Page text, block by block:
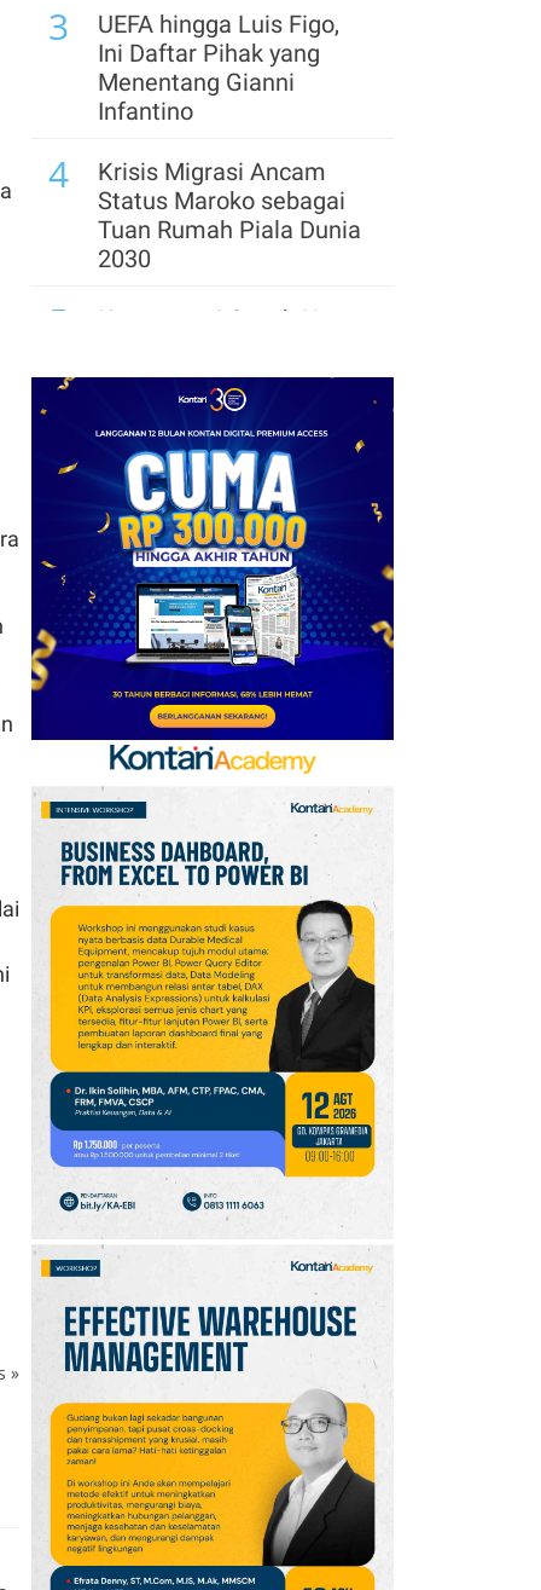
»
3
UEFA hingga Luis Figo,
Ini Daftar Pihak yang
Menentang Gianni
Infantino
4
Krisis Migrasi Ancam
Status Maroko sebagai
Tuan Rumah Piala Dunia
2030
5
Kontroversi Coach Hong
Polisi Geledah Federasi
Sepak Bola Korsel
6
Arsenal Perpanjang
Kerja Sama dengan
Emirates hingga 2033, Ini
Detail Kemitraannya
7
FIFA Akhirnya Cairkan
Hadiah Timnas Yordania
yang Tertunda 8 Bulan
8
Cek Kode Redeem EA FC
Mobile Update 7 Agustus
2026: Klaim Ribuan
Gems Gratis!
9
Promo JSM Alfamart 7–
9 Agustus 2026, Minyak
Goreng 2 Liter Mulai
Rp41.500
10 Jadwal Perempat Final
GOTF MLBB 2026: ONIC
dan Vitality Bersiap
Amankan Semifinal